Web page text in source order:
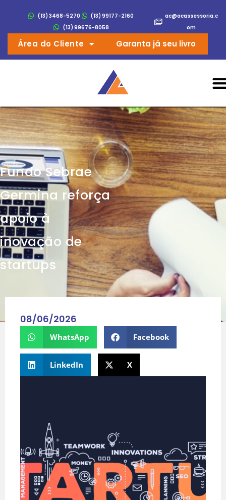
(13) 3468-5270
(13) 99177-2160
(13) 99676-8058
ac@acassessoria.c
om
Garanta já seu livro
Área do Cliente
Fundo Sebrae
Germina reforça
apoio à
inovação de
startups
08/06/2026
WhatsApp Facebook
LinkedIn X